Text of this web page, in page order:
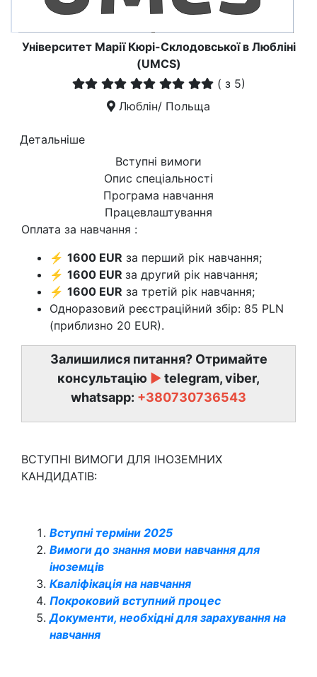
Університет Марії Кюрі-Склодовської в Любліні
(UMCS)
( з 5)
Люблін/ Польща
Детальніше
Вступні вимоги
Опис спеціальності
Програма навчання
Працевлаштування
Оплата за навчання :
⚡ 1600 EUR за перший рік навчання;
⚡ 1600 EUR за другий рік навчання;
⚡ 1600 EUR за третій рік навчання;
Одноразовий реєстраційний збір: 85 PLN
(приблизно 20 EUR).
Залишилися питання? Отримайте
консультацію ►telegram, viber,
whatsapp: +380730736543
ВСТУПНІ ВИМОГИ ДЛЯ ІНОЗЕМНИХ
КАНДИДАТІВ:
Вступні терміни 2025
Вимоги до знання мови навчання для
іноземців
Кваліфікація на навчання
Покроковий вступний процес
Документи, необхідні для зарахування на
навчання